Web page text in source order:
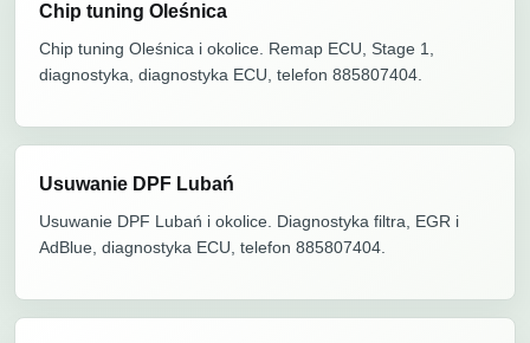
Chip tuning Oleśnica
Chip tuning Oleśnica i okolice. Remap ECU, Stage 1,
diagnostyka, diagnostyka ECU, telefon 885807404.
Usuwanie DPF Lubań
Usuwanie DPF Lubań i okolice. Diagnostyka filtra, EGR i
AdBlue, diagnostyka ECU, telefon 885807404.